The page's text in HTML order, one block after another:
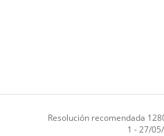
Resolución recomendada
1 - 27/